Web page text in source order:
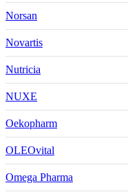
Norsan
Novartis
Nutricia
NUXE
Oekopharm
OLEOvital
Omega Pharma